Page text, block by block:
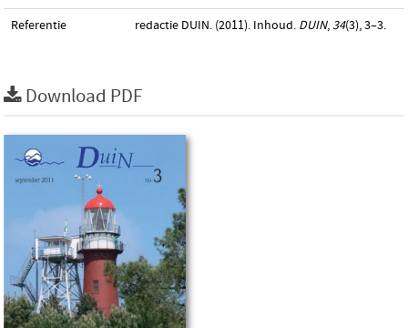
Referentie redactie DUIN. (2011). Inhoud. DUIN, 34(3), 3–3.
Download PDF